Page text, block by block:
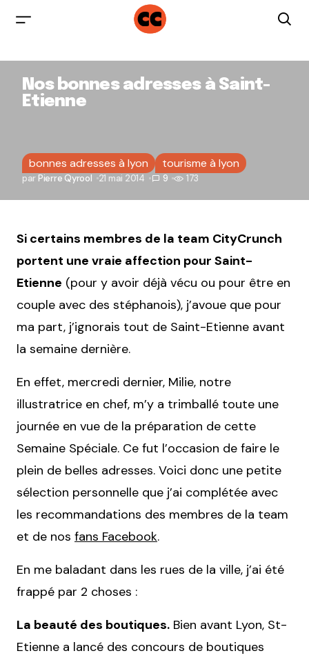
Nos bonnes adresses à Saint-
Etienne
bonnes adresses à lyon tourisme à lyon
par Pierre Qyrool 21 mai 2014 9 173
Si certains membres de la team CityCrunch
portent une vraie affection pour Saint-
Etienne (pour y avoir déjà vécu ou pour être en
couple avec des stéphanois), j’avoue que pour
ma part, j’ignorais tout de Saint-Etienne avant
la semaine dernière.
En effet, mercredi dernier, Milie, notre
illustratrice en chef, m’y a trimballé toute une
journée en vue de la préparation de cette
Semaine Spéciale. Ce fut l’occasion de faire le
plein de belles adresses. Voici donc une petite
sélection personnelle que j’ai complétée avec
les recommandations des membres de la team
et de nos fans Facebook.
En me baladant dans les rues de la ville, j’ai été
frappé par 2 choses :
La beauté des boutiques. Bien avant Lyon, St-
Etienne a lancé des concours de boutiques